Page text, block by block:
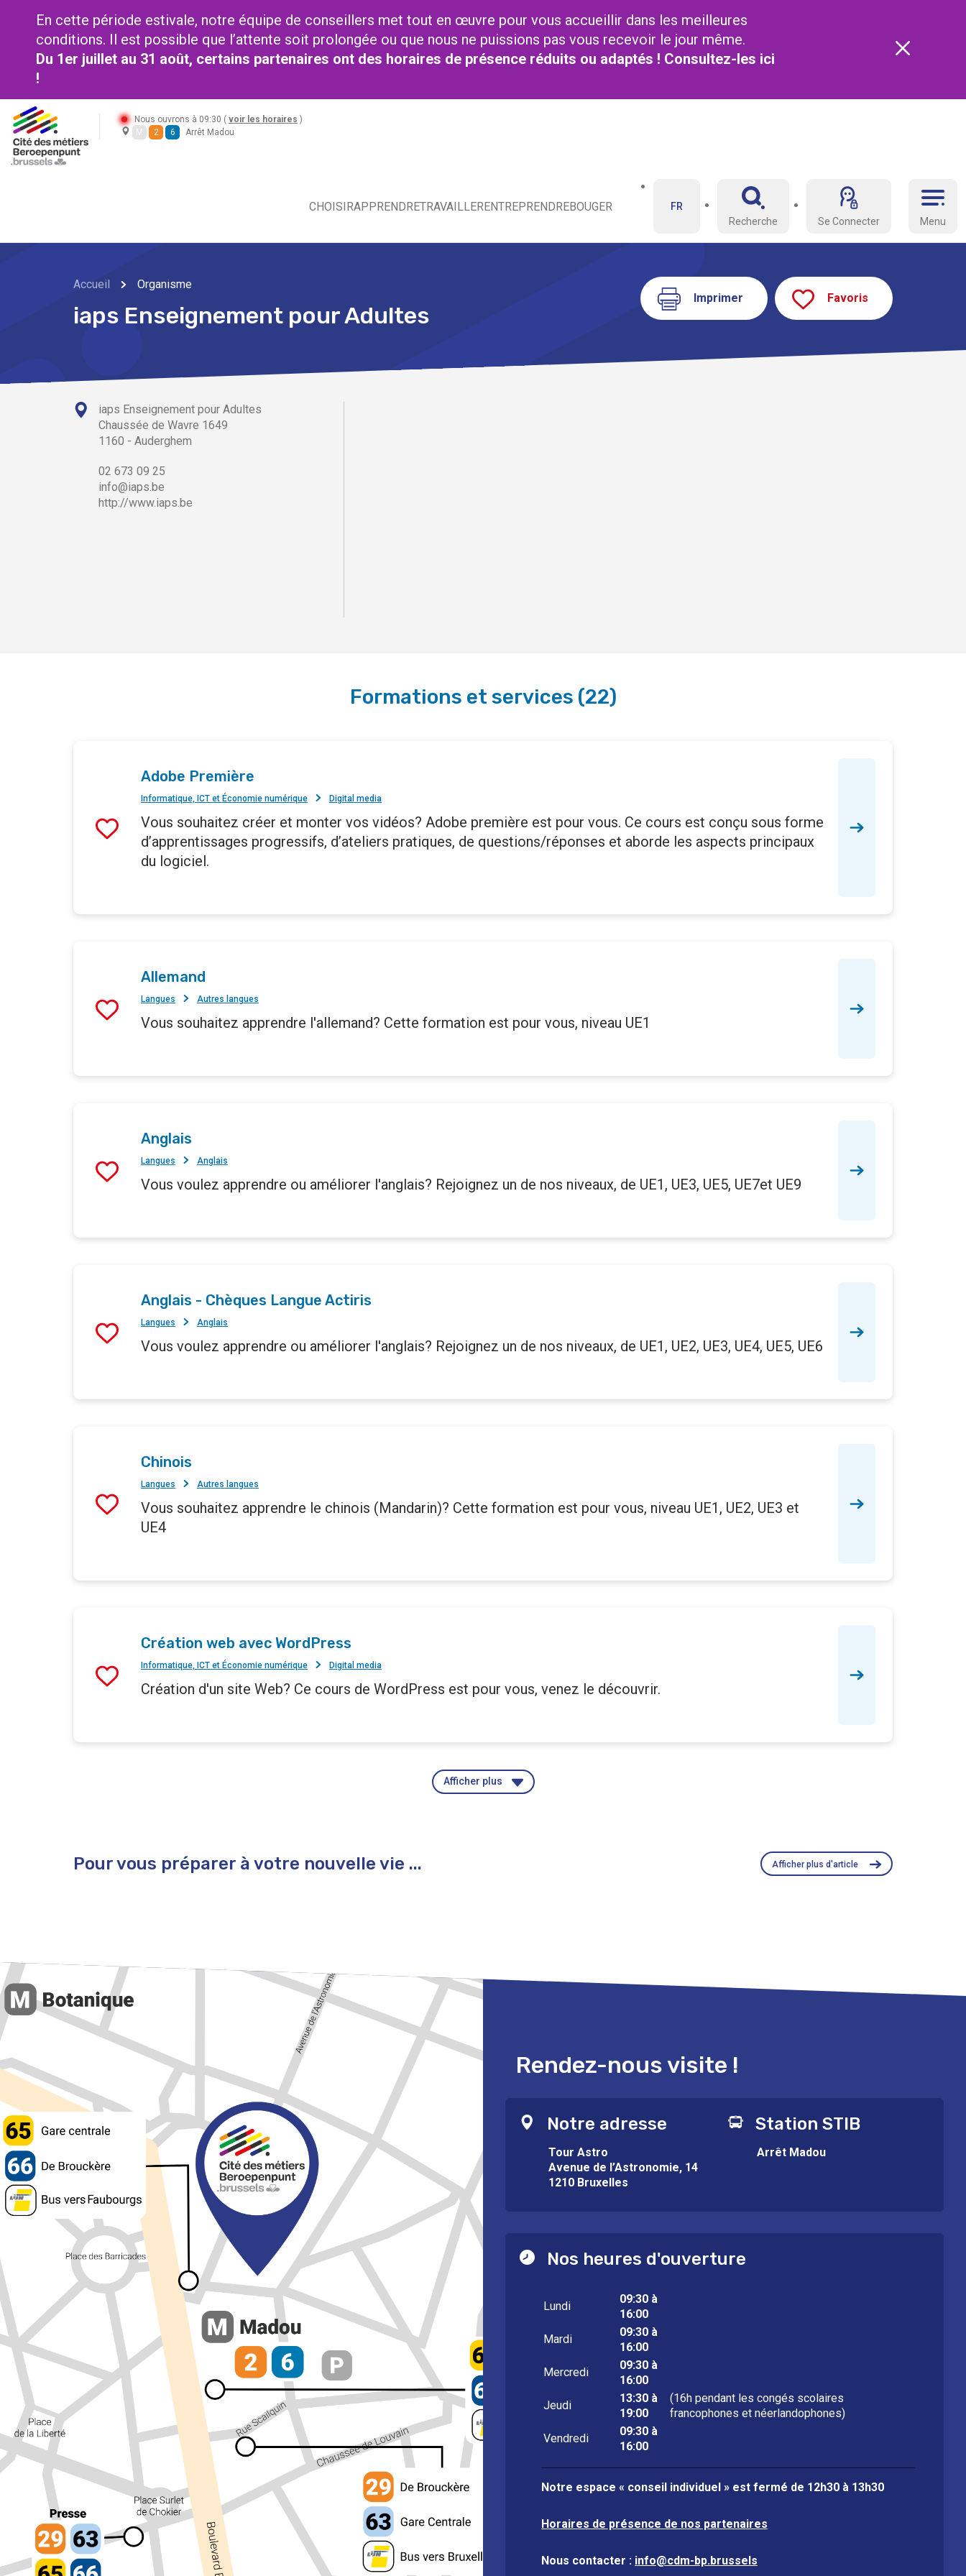
En cette période estivale, notre équipe de conseillers met tout en œuvre pour vous accueillir dans les meilleures
conditions. Il est possible que l’attente soit prolongée ou que nous ne puissions pas vous recevoir le jour même.
Du 1er juillet au 31 août, certains partenaires ont des horaires de présence réduits ou adaptés ! Consultez-les ici
!
Nous ouvrons à 09:30 ( voir les horaires )
M
2 6 Arrêt Madou
CHOISIRAPPRENDRETRAVAILLERENTREPRENDREBOUGER
Menu
FR
Recherche
Se Connecter
Accueil Organisme
iaps Enseignement pour Adultes
Imprimer Favoris
iaps Enseignement pour Adultes
Chaussée de Wavre 1649
1160 - Auderghem
02 673 09 25
info@iaps.be
http://www.iaps.be
Formations et services (22)
Adobe Première
Informatique, ICT et Économie numérique Digital media
Vous souhaitez créer et monter vos vidéos? Adobe première est pour vous. Ce cours est conçu sous forme
d’apprentissages progressifs, d’ateliers pratiques, de questions/réponses et aborde les aspects principaux
du logiciel.
Allemand
Langues Autres langues
Vous souhaitez apprendre l'allemand? Cette formation est pour vous, niveau UE1
Anglais
Langues Anglais
Vous voulez apprendre ou améliorer l'anglais? Rejoignez un de nos niveaux, de UE1, UE3, UE5, UE7et UE9
Anglais - Chèques Langue Actiris
Langues Anglais
Vous voulez apprendre ou améliorer l'anglais? Rejoignez un de nos niveaux, de UE1, UE2, UE3, UE4, UE5, UE6
Chinois
Langues Autres langues
Vous souhaitez apprendre le chinois (Mandarin)? Cette formation est pour vous, niveau UE1, UE2, UE3 et
UE4
Création web avec WordPress
Informatique, ICT et Économie numérique Digital media
Création d'un site Web? Ce cours de WordPress est pour vous, venez le découvrir.
Afficher plus
Pour vous préparer à votre nouvelle vie ... Afficher plus d'article
Rendez-nous visite !
Notre adresse
Tour Astro
Avenue de l’Astronomie, 14
1210 Bruxelles
Station STIB
Arrêt Madou
Nos heures d'ouverture
Lundi
09:30 à
16:00
Mardi
09:30 à
16:00
Mercredi
09:30 à
16:00
Jeudi
13:30 à
19:00
(16h pendant les congés scolaires
francophones et néerlandophones)
Vendredi
09:30 à
16:00
Notre espace « conseil individuel » est fermé de 12h30 à 13h30
Horaires de présence de nos partenaires
Nous contacter : info@cdm-bp.brussels